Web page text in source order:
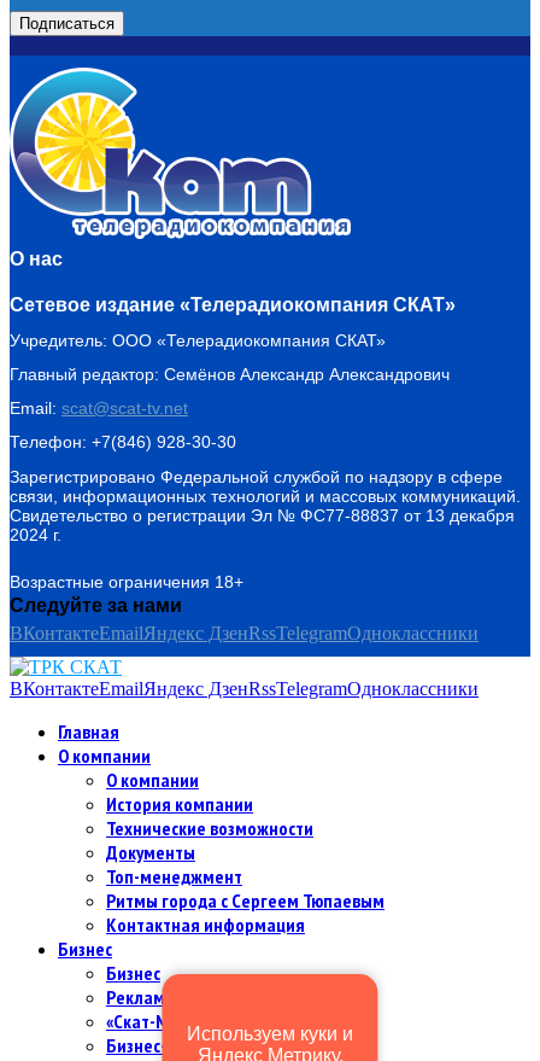
О нас
Сетевое издание «Телерадиокомпания СКАТ»
Учредитель: ООО «Телерадиокомпания СКАТ»
Главный редактор: Семёнов Александр Александрович
Email: scat@scat-tv.net
Телефон: +7(846) 928-30-30
Зарегистрировано Федеральной службой по надзору в сфере
связи, информационных технологий и массовых коммуникаций.
Свидетельство о регистрации Эл № ФС77-88837 от 13 декабря
2024 г.
Возрастные ограничения 18+
Следуйте за нами
ВКонтактеEmailЯндекс ДзенRssTelegramОдноклассники
ВКонтактеEmailЯндекс ДзенRssTelegramОдноклассники
Главная
О компании
О компании
История компании
Технические возможности
Документы
Топ-менеджмент
Ритмы города с Сергеем Тюпаевым
Контактная информация
Бизнес
Бизнес
Рекламодателям и партнерам
«Скат-МИР Premium» в цифрах
Бизнес-командаИспользуем куки и
Яндекс Метрику,